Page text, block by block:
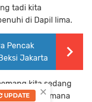
tadi kita
di Dapil lima.
Pencak
Jakarta
kita sedang
bagaimana
×
UPDATE